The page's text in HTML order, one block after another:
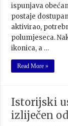
ispunjava
postaje
aktivirao,
polumjeseca.
ikonica, a …
Read More »
Istorijski
izliječen